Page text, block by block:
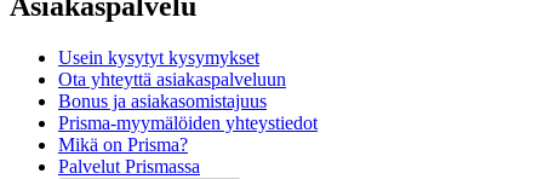
Asiakaspalvelu
Usein kysytyt kysymykset
Ota yhteyttä asiakaspalveluun
Bonus ja asiakasomistajuus
Prisma-myymälöiden yhteystiedot
Mikä on Prisma?
Palvelut Prismassa